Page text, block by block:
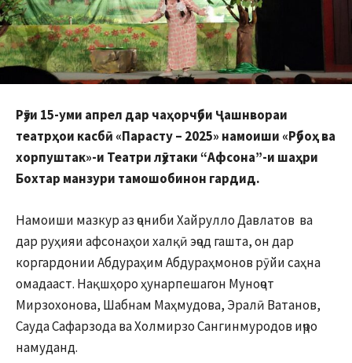
Рӯзи 15-уми апрел дар чаҳорчӯби Ҷашнвораи
театрҳои касбӣ «Парасту – 2025» намоиши «Рӯбоҳ ва
хорпуштак»-и Театри лӯхтаки “Афсона”-и шаҳри
Бохтар манзури тамошобинон гардид.
Намоиши мазкур аз ҷониби Хайрулло Давлатов ва
дар руҳияи афсонаҳои халқӣ эҷод гашта, он дар
коргардонии Абдураҳим Абдураҳмонов рӯйи саҳна
омадааст. Нақшҳоро ҳунарпешагон Муноҷот
Мирзохонова, Шабнам Маҳмудова, Эралӣ Ватанов,
Сауда Сафарзода ва Холмирзо Сангинмуродов иҷро
намуданд.